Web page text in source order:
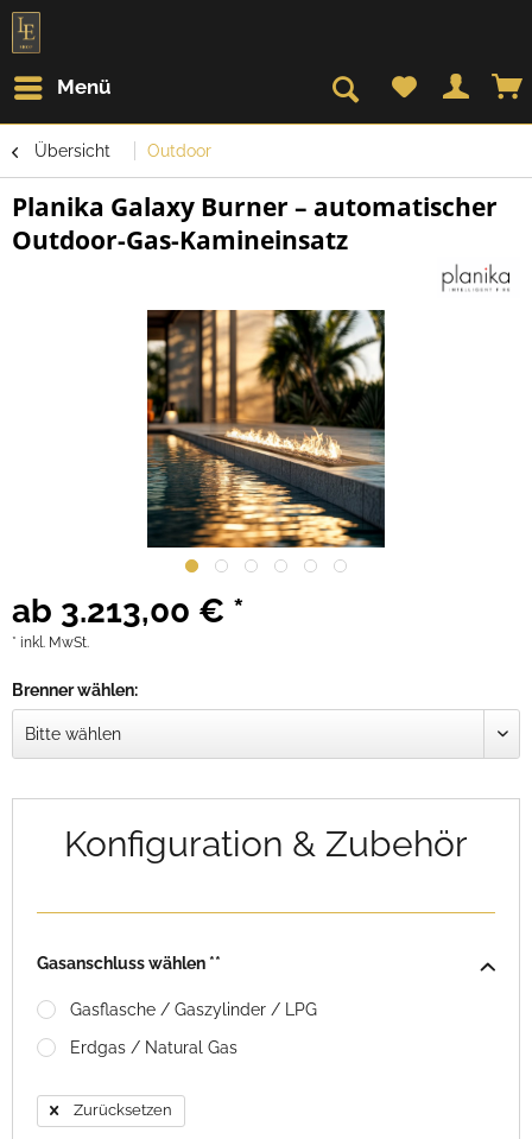
Menü
Übersicht Outdoor
Planika Galaxy Burner – automatischer
Outdoor-Gas-Kamineinsatz
ab 3.213,00 € *
* inkl. MwSt.
Brenner wählen:
Konfiguration & Zubehör
Gasanschluss wählen **
Gasflasche / Gaszylinder / LPG
Erdgas / Natural Gas
Zurücksetzen